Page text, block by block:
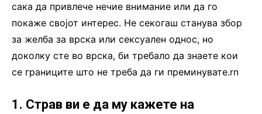
сака да привлече нечие внимание или да го
покаже својот интерес. Не секогаш станува збор
за желба за врска или сексуален однос, но
доколку сте во врска, би требало да знаете кои
се границите што не треба да ги преминувате.rn
1. Страв ви е да му кажете на